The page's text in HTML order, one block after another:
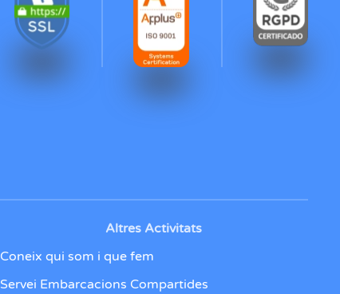
Altres Activitats
Coneix qui som i que fem
Servei Embarcacions Compartides